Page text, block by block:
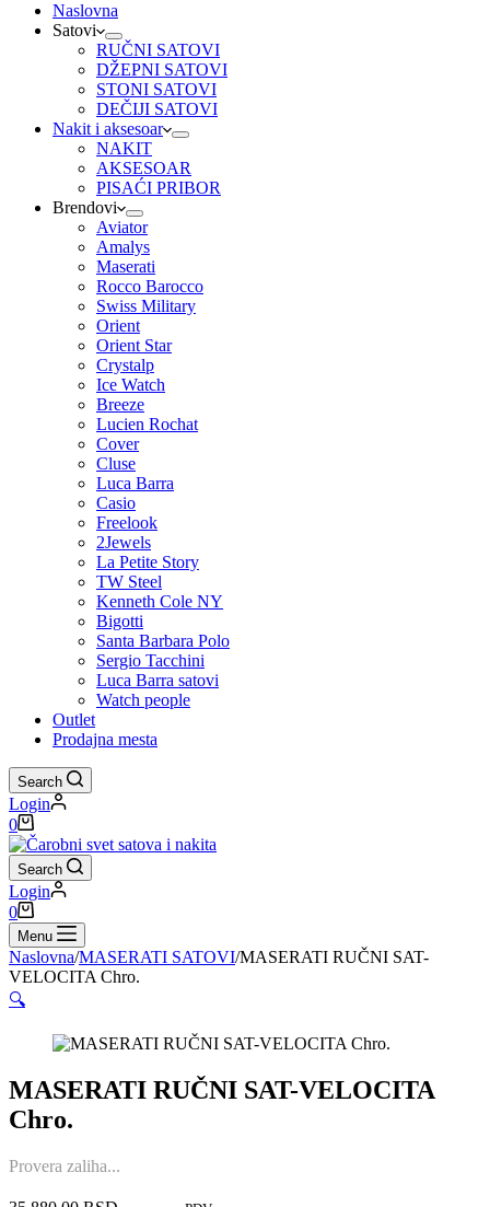
Naslovna
Satovi
RUČNI SATOVI
DŽEPNI SATOVI
STONI SATOVI
DEČIJI SATOVI
Nakit i aksesoar
NAKIT
AKSESOAR
PISAĆI PRIBOR
Brendovi
Aviator
Amalys
Maserati
Rocco Barocco
Swiss Military
Orient
Orient Star
Crystalp
Ice Watch
Breeze
Lucien Rochat
Cover
Cluse
Luca Barra
Casio
Freelook
2Jewels
La Petite Story
TW Steel
Kenneth Cole NY
Bigotti
Santa Barbara Polo
Sergio Tacchini
Luca Barra satovi
Watch people
Outlet
Prodajna mesta
Search
Login
Shopping
cart
0
Search
Login
Shopping
cart
0
Menu
Naslovna/MASERATI SATOVI/MASERATI RUČNI SAT-
VELOCITA Chro.
🔍
MASERATI RUČNI SAT-VELOCITA
Chro.
Provera zaliha...